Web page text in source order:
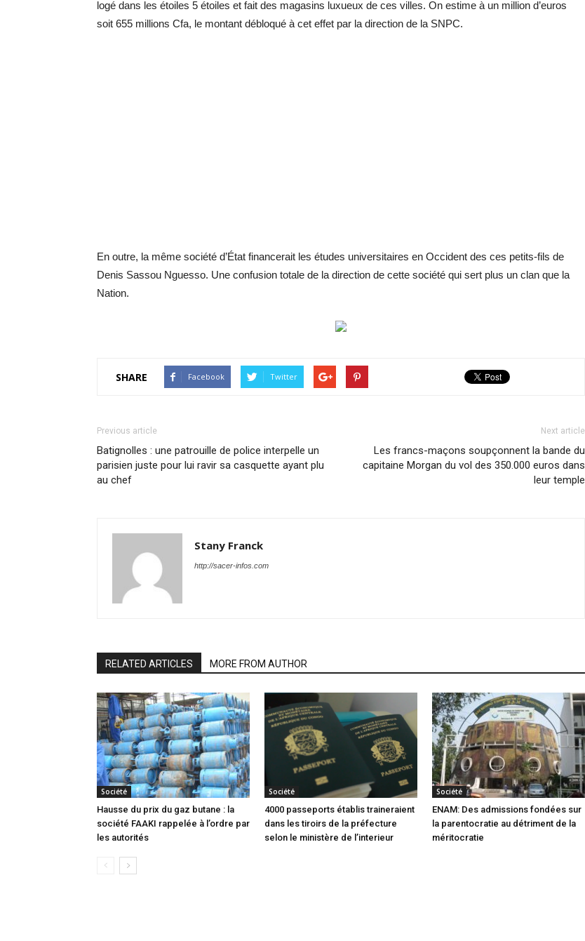
logé dans les étoiles 5 étoiles et fait des magasins luxueux de ces villes. On estime à un million d’euros
soit 655 millions Cfa, le montant débloqué à cet effet par la direction de la SNPC.
En outre, la même société d’État financerait les études universitaires en Occident des ces petits-fils de
Denis Sassou Nguesso. Une confusion totale de la direction de cette société qui sert plus un clan que la
Nation.
SHARE Facebook Twitter
Previous article
Batignolles : une patrouille de police interpelle un
parisien juste pour lui ravir sa casquette ayant plu
au chef
Next article
Les francs-maçons soupçonnent la bande du
capitaine Morgan du vol des 350.000 euros dans
leur temple
Stany Franck
http://sacer-infos.com
RELATED ARTICLES MORE FROM AUTHOR
Société
Hausse du prix du gaz butane : la
société FAAKI rappelée à l’ordre par
les autorités
Société
4000 passeports établis traineraient
dans les tiroirs de la préfecture
selon le ministère de l’interieur
Société
ENAM: Des admissions fondées sur
la parentocratie au détriment de la
méritocratie